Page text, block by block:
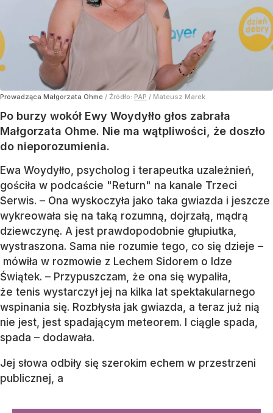
Prowadząca Małgorzata Ohme / Źródło: PAP / Mateusz Marek
Po burzy wokół Ewy Woydyłło głos zabrała
Małgorzata Ohme. Nie ma wątpliwości, że doszło
do nieporozumienia.
Ewa Woydyłło, psycholog i terapeutka uzależnień,
gościła w podcaście "Return" na kanale Trzeci
Serwis. – Ona wyskoczyła jako taka gwiazda i jeszcze
wykreowała się na taką rozumną, dojrzałą, mądrą
dziewczynę. A jest prawdopodobnie głupiutka,
wystraszona. Sama nie rozumie tego, co się dzieje –
mówiła w rozmowie z Lechem Sidorem o Idze
Świątek. – Przypuszczam, że ona się wypaliła,
że tenis wystarczył jej na kilka lat spektakularnego
wspinania się. Rozbłysła jak gwiazda, a teraz już nią
nie jest, jest spadającym meteorem. I ciągle spada,
spada – dodawała.
Jej słowa odbiły się szerokim echem w przestrzeni
publicznej, a